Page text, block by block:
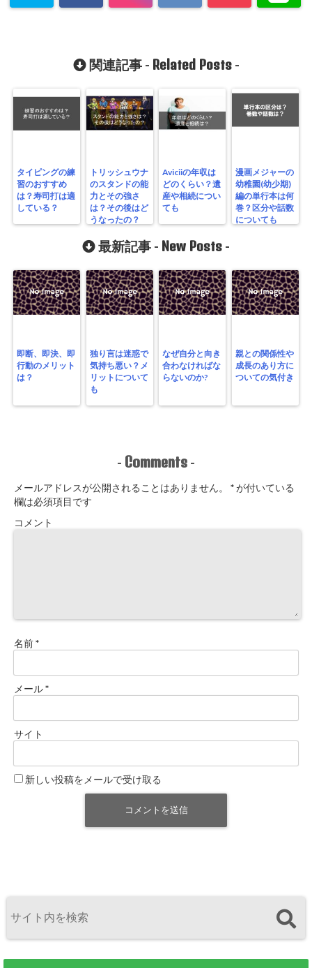
関連記事 - Related Posts-
タイピングの練
習のおすすめ
は？寿司打は適
している？
トリッシュウナ
のスタンドの能
力とその強さ
は？その後はど
うなったの？
Aviciiの年収は
どのくらい？遺
産や相続につい
ても
漫画メジャーの
幼稚園(幼少期)
編の単行本は何
巻？区分や話数
についても
最新記事 - New Posts -
即断、即決、即
行動のメリット
は？
独り言は迷惑で
気持ち悪い？メ
リットについて
も
なぜ自分と向き
合わなければな
らないのか?
親との関係性や
成長のあり方に
ついての気付き
- Comments -
メールアドレスが公開されることはありません。 *が付いている
欄は必須項目です
コメント
名前*
メール*
サイト
新しい投稿をメールで受け取る